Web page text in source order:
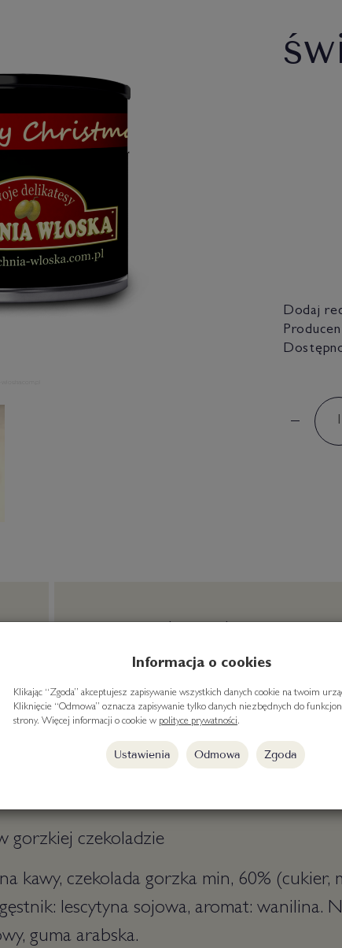
Dodaj
gorzkiej czekoladzie
kawy, czekolada gorzka min, 60% (cukier,
lescytyna sojowa, aromat: wanilina.
guma arabska.
Informacja o cookies
Klikając “Zgoda” akceptujesz zapisywanie wszystkich danych cookie na twoim
Kliknięcie “Odmowa” oznacza zapisywanie tylko danych niezbędnych do
strony. Więcej informacji o cookie w polityce prywatności.
Ustawienia Odmowa Zgoda